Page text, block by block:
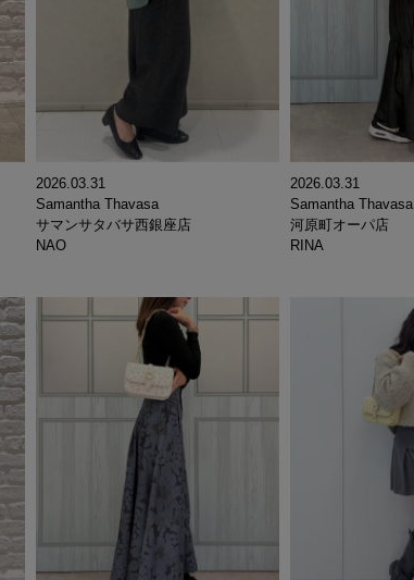
2026.03.31
Samantha Thavasa
サマンサタバサ西銀座店
NAO
2026.03.31
Samantha Thavasa
河原町オーパ店
RINA